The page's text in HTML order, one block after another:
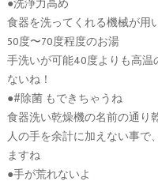
●洗浄力高め
食器を洗ってくれる機械が用
50度〜70度程度のお湯
手洗いが可能40度よりも高
ないね！
●#除菌 もできちゃうね
食器洗い乾燥機の名前の通り
人の手を余計に加えない事で
ますね
●手が荒れないよ